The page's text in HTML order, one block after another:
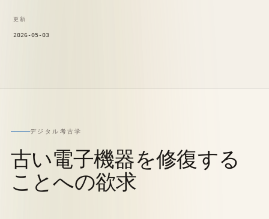
更新
2026-05-03
デジタル考古学
古い電子機器を修復する
ことへの欲求